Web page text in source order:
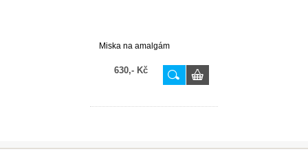
Miska na amalgám
630,- Kč